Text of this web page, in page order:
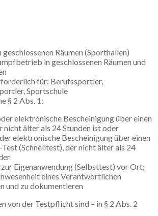
geschlossenen Räumen (Sporthallen)
in geschlossenen Räumen und
für: Berufssportler,
Sportschule
§ 2 Abs. 1:
elektronische Bescheinigung über einen
nicht älter als 24 Stunden ist oder
elektronische Bescheinigung über einen
(Schnelltest), der nicht älter als 24
Eigenanwendung (Selbsttest) vor Ort;
eines Verantwortlichen
und zu dokumentieren
von der Testpflicht sind – in § 2 Abs. 2